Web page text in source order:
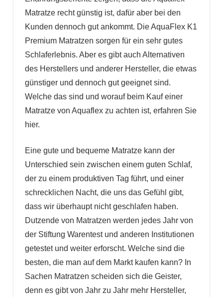
Matratze recht günstig ist, dafür aber bei den
Kunden dennoch gut ankommt. Die AquaFlex K1
Premium Matratzen sorgen für ein sehr gutes
Schlaferlebnis. Aber es gibt auch Alternativen
des Herstellers und anderer Hersteller, die etwas
günstiger und dennoch gut geeignet sind.
Welche das sind und worauf beim Kauf einer
Matratze von Aquaflex zu achten ist, erfahren Sie
hier.
Eine gute und bequeme Matratze kann der
Unterschied sein zwischen einem guten Schlaf,
der zu einem produktiven Tag führt, und einer
schrecklichen Nacht, die uns das Gefühl gibt,
dass wir überhaupt nicht geschlafen haben.
Dutzende von Matratzen werden jedes Jahr von
der Stiftung Warentest und anderen Institutionen
getestet und weiter erforscht. Welche sind die
besten, die man auf dem Markt kaufen kann? In
Sachen Matratzen scheiden sich die Geister,
denn es gibt von Jahr zu Jahr mehr Hersteller,